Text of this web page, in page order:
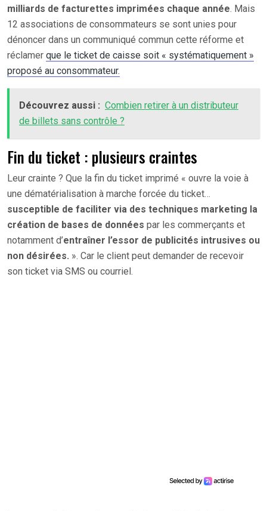
milliards de facturettes imprimées chaque année. Mais
12 associations de consommateurs se sont unies pour
dénoncer dans un communiqué commun cette réforme et
réclamer que le ticket de caisse soit « systématiquement »
proposé au consommateur.
Découvrez aussi : Combien retirer à un distributeur
de billets sans contrôle ?
Fin du ticket : plusieurs craintes
Leur crainte ? Que la fin du ticket imprimé « ouvre la voie à
une dématérialisation à marche forcée du ticket…
susceptible de faciliter via des techniques marketing la
création de bases de données par les commerçants et
notamment d’entraîner l’essor de publicités intrusives ou
non désirées. ». Car le client peut demander de recevoir
son ticket via SMS ou courriel.